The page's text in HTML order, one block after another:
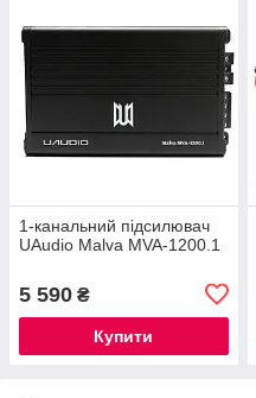
1-канальний підсилювач
UAudio Malva MVA-1200.1
5 590 ₴
Купити